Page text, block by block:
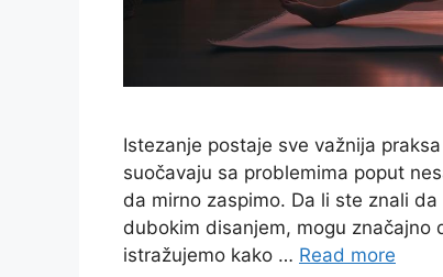
Istezanje postaje sve važnija
suočavaju sa problemima poput
da mirno zaspimo. Da li ste znali
dubokim disanjem, mogu značajno
istražujemo kako … Read more